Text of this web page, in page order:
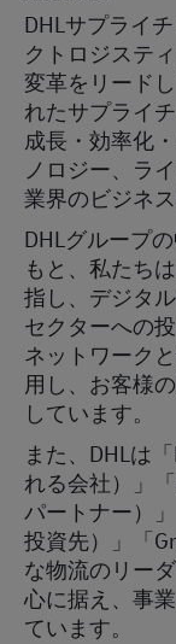
DHLサプライ
クトロジステ
変革をリード
れたサプライ
成長・効率化
ノロジー、ラ
業界のビジネ
DHLグループ
もと、私たち
指し、デジタ
セクターへの
ネットワーク
用し、お客様
しています。
また、DHLは
れる会社）」
パートナー）
投資先）」「
な物流のリー
心に据え、事
ています。